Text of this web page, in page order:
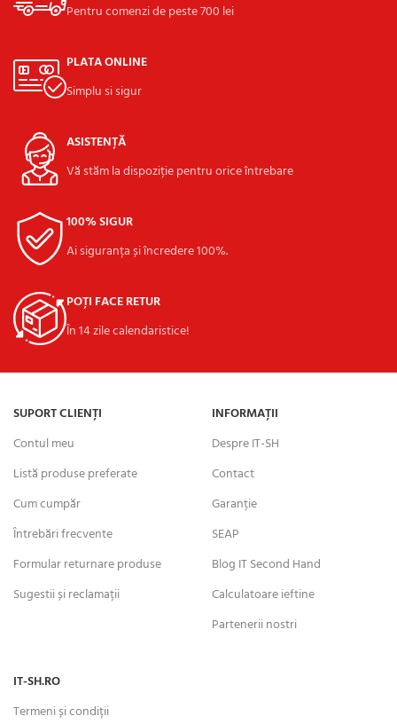
Pentru comenzi de peste 700 lei
PLATA ONLINE
Simplu si sigur
ASISTENȚĂ
Vă stăm la dispoziție pentru orice întrebare
100% SIGUR
Ai siguranța și încredere 100%.
POȚI FACE RETUR
În 14 zile calendaristice!
SUPORT CLIENȚI
Contul meu
Listă produse preferate
Cum cumpăr
Întrebări frecvente
Formular returnare produse
Sugestii și reclamații
INFORMAȚII
Despre IT-SH
Contact
Garanție
SEAP
Blog IT Second Hand
Calculatoare ieftine
Partenerii nostri
IT-SH.RO
Termeni și condiții